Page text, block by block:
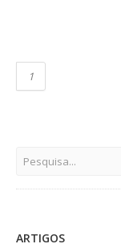
1
ARTIGOS